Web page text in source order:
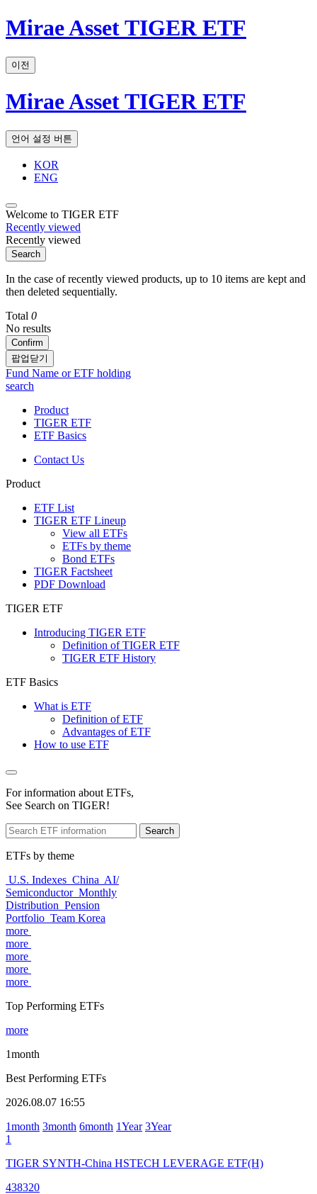
Mirae Asset TIGER ETF
이전
Mirae Asset TIGER ETF
언어 설정 버튼
KOR
ENG
Welcome to TIGER ETF
Recently viewed
Recently viewed
Search
In the case of recently viewed products, up to 10 items are kept and
then deleted sequentially.
Total 0
No results
Confirm
팝업닫기
Fund Name or ETF holding
search
Product
TIGER ETF
ETF Basics
Contact Us
Product
ETF List
TIGER ETF Lineup
View all ETFs
ETFs by theme
Bond ETFs
TIGER Factsheet
PDF Download
TIGER ETF
Introducing TIGER ETF
Definition of TIGER ETF
TIGER ETF History
ETF Basics
What is ETF
Definition of ETF
Advantages of ETF
How to use ETF
For information about ETFs,
See Search on TIGER!
Search
ETFs by theme
U.S. Indexes China AI/
Semiconductor Monthly
Distribution Pension
Portfolio Team Korea
more
more
more
more
more
Top Performing ETFs
more
1month
Best Performing ETFs
2026.08.07 16:55
1month 3month 6month 1Year 3Year
1
TIGER SYNTH-China HSTECH LEVERAGE ETF(H)
438320